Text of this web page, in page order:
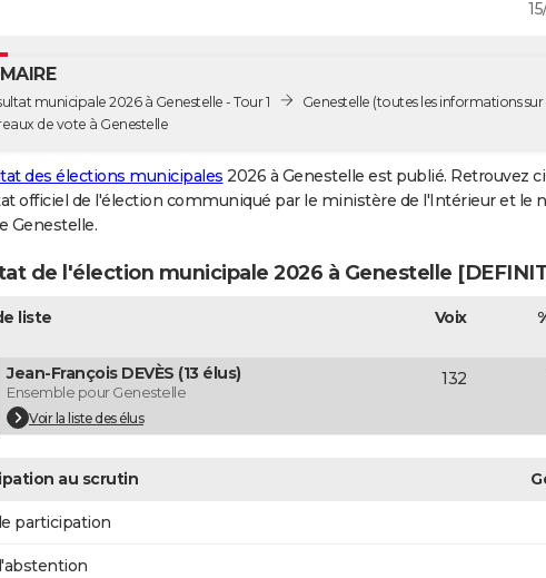
municipale 2026 à Genestelle - Tour 1
de vote à Genestelle
Genestelle (toutes les informations sur
des élections municipales 2026 à Genestelle est publié. Retrouvez
officiel de l'élection communiqué par le ministère de l'Intérieur et le
Genestelle.
de l'élection municipale 2026 à Genestelle
liste Voix
Jean-François DEVÈS (13 élus)
Ensemble pour Genestelle
Voir la liste des élus
132
au scrutin
participation